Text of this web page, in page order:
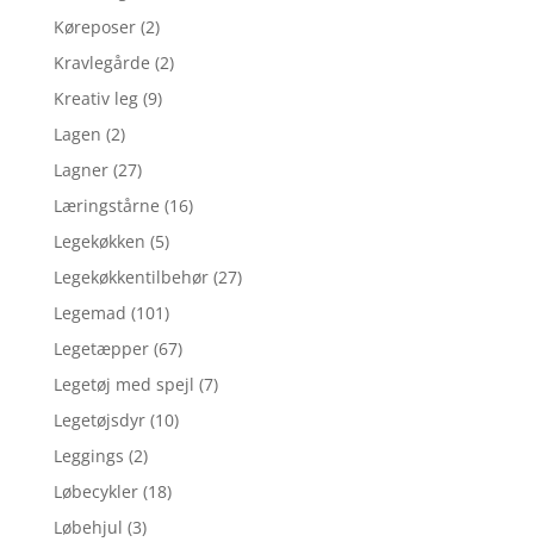
Køreposer (2)
Kravlegårde (2)
Kreativ leg (9)
Lagen (2)
Lagner (27)
Læringstårne (16)
Legekøkken (5)
Legekøkkentilbehør (27)
Legemad (101)
Legetæpper (67)
Legetøj med spejl (7)
Legetøjsdyr (10)
Leggings (2)
Løbecykler (18)
Løbehjul (3)